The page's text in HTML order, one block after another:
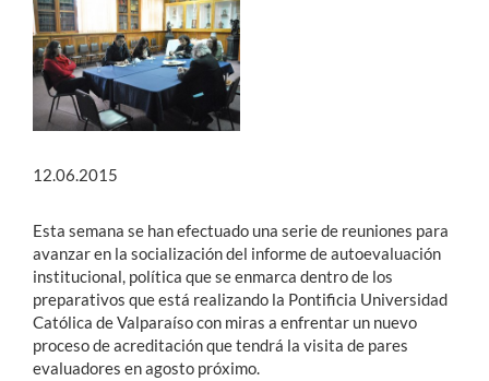
Funcionarios
Alumni
12.06.2015
Esta semana se han efectuado una serie de reuniones para
avanzar en la socialización del informe de autoevaluación
institucional, política que se enmarca dentro de los
preparativos que está realizando la Pontificia Universidad
Católica de Valparaíso con miras a enfrentar un nuevo
proceso de acreditación que tendrá la visita de pares
evaluadores en agosto próximo.